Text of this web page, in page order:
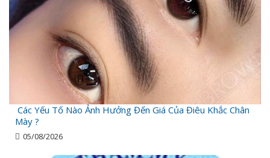
Các Yếu Tố Nào Ảnh Hưởng Đến Giá Của Điêu Khắc Chân
Mày ?
05/08/2026